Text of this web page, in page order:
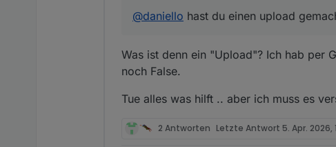
@daniello hast du einen upload
Was ist denn ein "Upload"? Ich hab per
noch False.
Tue alles was hilft .. aber ich muss es
2 Antworten Letzte Antwort 5. Apr. 2026,